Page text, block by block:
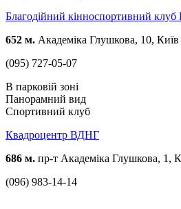
Благодійний кінноспортивний
652 м. Академіка Глушкова, 10, Київ
(095) 727-05-07
В парковій зоні
Панорамний вид
Спортивний клуб
Квадроцентр ВДНГ
686 м. пр-т Академіка Глушкова, 1,
(096) 983-14-14